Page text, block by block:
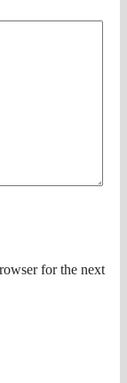
for the next